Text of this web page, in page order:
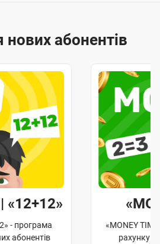
нових абонентів
«12+12»
- програма
абонентів
«MONEY
рахунку